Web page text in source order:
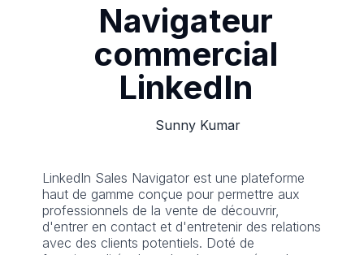
Navigateur
commercial
LinkedIn
Sunny Kumar
LinkedIn Sales Navigator est une plateforme
haut de gamme conçue pour permettre aux
professionnels de la vente de découvrir,
d'entrer en contact et d'entretenir des relations
avec des clients potentiels. Doté de